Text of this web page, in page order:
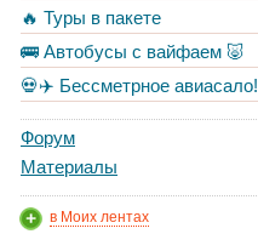
🔥 Туры в пакете
🚌 Автобусы с вайфаем 🐷
💀✈️ Бессметрное авиасало!
Форум
Материалы
в Моих лентах